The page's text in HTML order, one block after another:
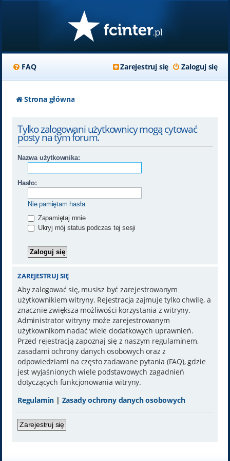
FAQ Zaloguj się
Zarejestruj się
Strona główna
Tylko zalogowani użytkownicy mogą cytować
posty na tym forum.
Nazwa użytkownika:
Hasło:
Nie pamiętam hasła
Zapamiętaj mnie
Ukryj mój status podczas tej sesji
ZAREJESTRUJ SIĘ
Aby zalogować się, musisz być zarejestrowanym
użytkownikiem witryny. Rejestracja zajmuje tylko chwilę, a
znacznie zwiększa możliwości korzystania z witryny.
Administrator witryny może zarejestrowanym
użytkownikom nadać wiele dodatkowych uprawnień.
Przed rejestracją zapoznaj się z naszym regulaminem,
zasadami ochrony danych osobowych oraz z
odpowiedziami na często zadawane pytania (FAQ), gdzie
jest wyjaśnionych wiele podstawowych zagadnień
dotyczących funkcjonowania witryny.
Regulamin | Zasady ochrony danych osobowych
Zarejestruj się